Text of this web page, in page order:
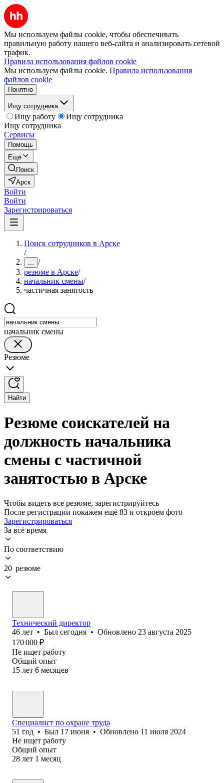
Мы используем файлы cookie, чтобы обеспечивать
правильную работу нашего веб-сайта и анализировать сетевой
трафик.
Правила использования файлов cookie
Мы используем файлы cookie. Правила использования
файлов cookie
Понятно
Ищу сотрудника
Ищу работу
Ищу сотрудника
Ищу сотрудника
Сервисы
Помощь
Ещё
Поиск
Арск
Войти
Войти
Зарегистрироваться
Поиск сотрудников в Арске
/
... /
резюме в Арске/
начальник смены/
частичная занятость
начальник смены
Резюме
Найти
Резюме соискателей на
должность начальника
смены с частичной
занятостью в Арске
Чтобы видеть все резюме, зарегистрируйтесь
После регистрации покажем ещё 83 и откроем фото
Зарегистрироваться
За всё время
По соответствию
20 резюме
Технический директор
46 лет • Был сегодня • Обновлено 23 августа 2025
170 000 ₽
Не ищет работу
Общий опыт
15 лет 6 месяцев
Специалист по охране труда
51 год • Был 17 июня • Обновлено 11 июля 2024
Не ищет работу
Общий опыт
28 лет 1 месяц